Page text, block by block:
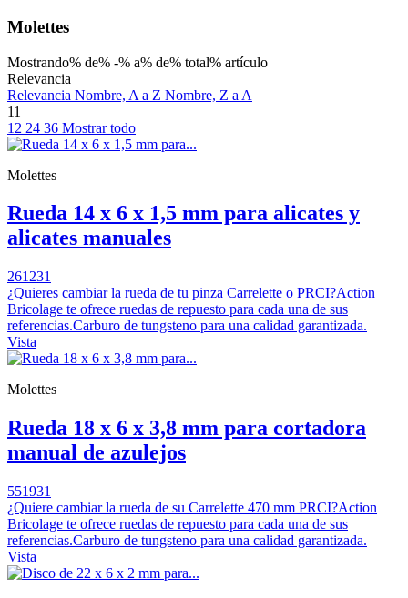
Molettes
Mostrando% de% -% a% de% total% artículo
Relevancia
Relevancia Nombre, A a Z Nombre, Z a A
11
12 24 36 Mostrar todo
Molettes
Rueda 14 x 6 x 1,5 mm para alicates y
alicates manuales
261231
¿Quieres cambiar la rueda de tu pinza Carrelette o PRCI?Action
Bricolage te ofrece ruedas de repuesto para cada una de sus
referencias.Carburo de tungsteno para una calidad garantizada.
Vista
Molettes
Rueda 18 x 6 x 3,8 mm para cortadora
manual de azulejos
551931
¿Quiere cambiar la rueda de su Carrelette 470 mm PRCI?Action
Bricolage te ofrece ruedas de repuesto para cada una de sus
referencias.Carburo de tungsteno para una calidad garantizada.
Vista